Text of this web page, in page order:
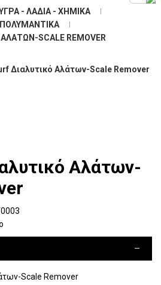
- ΛΆΔΙΑ - ΧΗΜΙΚΆ
ΑΛΆΤΩΝ-SCALE REMOVER
Αλάτων-
Scale Remover